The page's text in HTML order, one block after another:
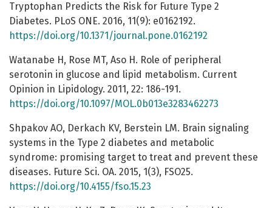
Tryptophan Predicts the Risk for Future Type 2
Diabetes. PLoS ONE. 2016, 11(9): e0162192.
https://doi.org/10.1371/journal.pone.0162192
Watanabe H, Rose MT, Aso H. Role of peripheral
serotonin in glucose and lipid metabolism. Current
Opinion in Lipidology. 2011, 22: 186-191.
https://doi.org/10.1097/MOL.0b013e3283462273
Shpakov AO, Derkach KV, Berstein LM. Brain signaling
systems in the Type 2 diabetes and metabolic
syndrome: promising target to treat and prevent these
diseases. Future Sci. OA. 2015, 1(3), FSO25.
https://doi.org/10.4155/fso.15.23